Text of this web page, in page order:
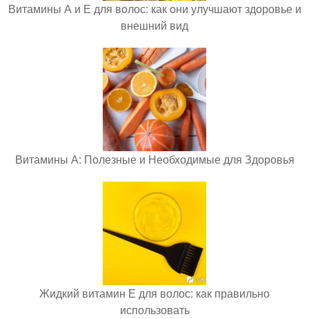
Витамины А и Е для волос: как они улучшают здоровье и
внешний вид
Витамины А: Полезные и Необходимые для Здоровья
Жидкий витамин Е для волос: как правильно
использовать